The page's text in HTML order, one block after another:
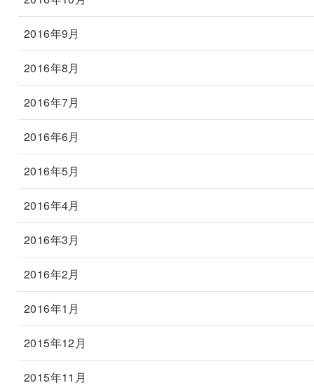
2016年9月
2016年8月
2016年7月
2016年6月
2016年5月
2016年4月
2016年3月
2016年2月
2016年1月
2015年12月
2015年11月